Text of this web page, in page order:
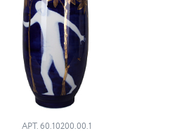
АРТ. 60.10200.00.1